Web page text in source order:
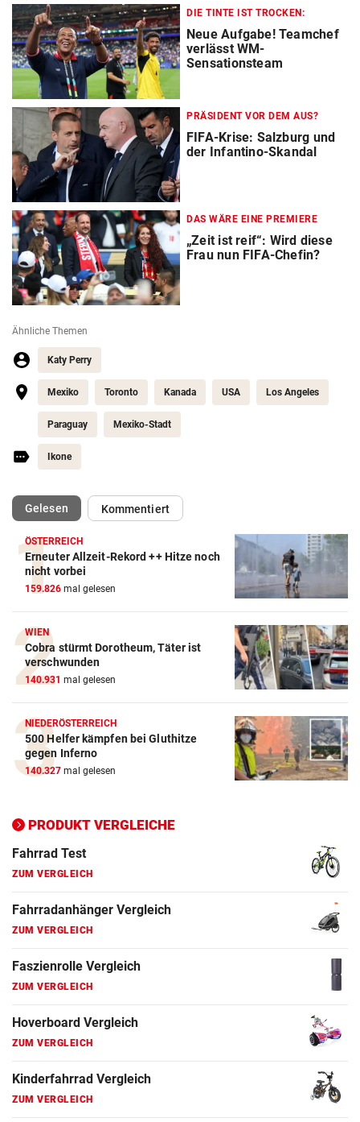
DIE TINTE IST TROCKEN:
Neue Aufgabe! Teamchef
verlässt WM-
Sensationsteam
PRÄSIDENT VOR DEM AUS?
FIFA-Krise: Salzburg und
der Infantino-Skandal
DAS WÄRE EINE PREMIERE
„Zeit ist reif“: Wird diese
Frau nun FIFA-Chefin?
Ähnliche Themen
Katy Perry
Mexiko Toronto Kanada USA Los Angeles
Paraguay Mexiko-Stadt
Ikone
Gelesen(ausgewählt)Kommentiert
ÖSTERREICH
Erneuter Allzeit-Rekord ++ Hitze noch
nicht vorbei
159.826 mal gelesen
WIEN
Cobra stürmt Dorotheum, Täter ist
verschwunden
140.931 mal gelesen
NIEDERÖSTERREICH
500 Helfer kämpfen bei Gluthitze
gegen Inferno
140.327 mal gelesen
PRODUKT VERGLEICHE
Action-Cam Vergleich
ZUM VERGLEICH
Crosstrainer Vergleich
ZUM VERGLEICH
E-Bike Vergleich
ZUM VERGLEICH
Elektro-Scooter Vergleich
ZUM VERGLEICH
Ergometer Vergleich
ZUM VERGLEICH